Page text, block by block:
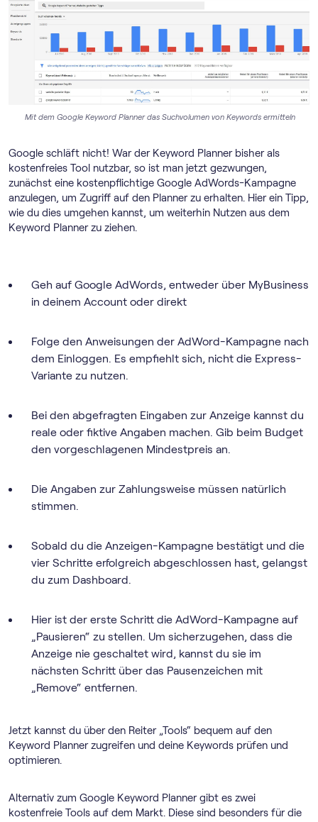
Mit dem Google Keyword Planner das Suchvolumen von Keywords ermitteln
Google schläft nicht! War der Keyword Planner bisher als
kostenfreies Tool nutzbar, so ist man jetzt gezwungen,
zunächst eine kostenpflichtige Google AdWords-Kampagne
anzulegen, um Zugriff auf den Planner zu erhalten. Hier ein Tipp,
wie du dies umgehen kannst, um weiterhin Nutzen aus dem
Keyword Planner zu ziehen.
Geh auf Google AdWords, entweder über MyBusiness
in deinem Account oder direkt
Folge den Anweisungen der AdWord-Kampagne nach
dem Einloggen. Es empfiehlt sich, nicht die Express-
Variante zu nutzen.
Bei den abgefragten Eingaben zur Anzeige kannst du
reale oder fiktive Angaben machen. Gib beim Budget
den vorgeschlagenen Mindestpreis an.
Die Angaben zur Zahlungsweise müssen natürlich
stimmen.
Sobald du die Anzeigen-Kampagne bestätigt und die
vier Schritte erfolgreich abgeschlossen hast, gelangst
du zum Dashboard.
Hier ist der erste Schritt die AdWord-Kampagne auf
„Pausieren“ zu stellen. Um sicherzugehen, dass die
Anzeige nie geschaltet wird, kannst du sie im
nächsten Schritt über das Pausenzeichen mit
„Remove“ entfernen.
Jetzt kannst du über den Reiter „Tools“ bequem auf den
Keyword Planner zugreifen und deine Keywords prüfen und
optimieren.
Alternativ zum Google Keyword Planner gibt es zwei
kostenfreie Tools auf dem Markt. Diese sind besonders für die